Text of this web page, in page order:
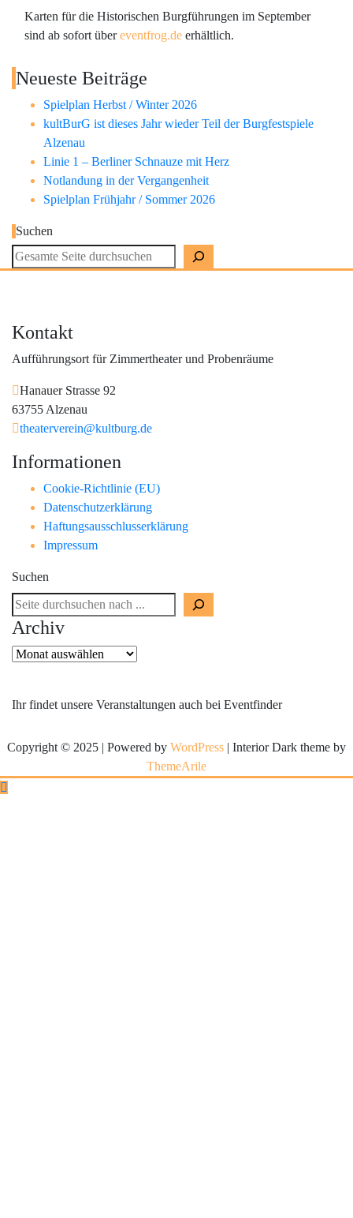
Beiträge
Karten für die Historischen Burgführungen im September
sind ab sofort übereventfrog.de erhältlich.
Neueste Beiträge
Spielplan Herbst / Winter 2026
kultBurG ist dieses Jahr wieder Teil der Burgfestspiele
Alzenau
Linie 1 – Berliner Schnauze mit Herz
Notlandung in der Vergangenheit
Spielplan Frühjahr / Sommer 2026
Suchen
Kontakt
Aufführungsort für Zimmertheater und Probenräume
Hanauer Strasse 92
63755 Alzenau
theaterverein@kultburg.de
Informationen
Cookie-Richtlinie (EU)
Datenschutzerklärung
Haftungsausschlusserklärung
Impressum
Suchen
Archiv
Archiv
Ihr findet unsere Veranstaltungen auch bei Eventfinder
Copyright © 2025 | Powered by WordPress | Interior Dark theme by
ThemeArile